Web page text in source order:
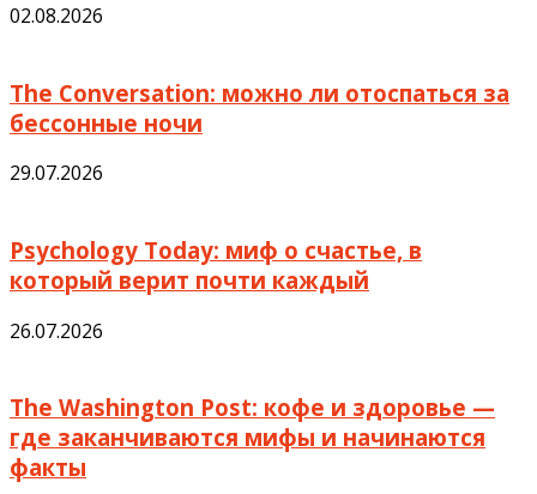
02.08.2026
The Conversation: можно ли отоспаться за
бессонные ночи
29.07.2026
Psychology Today: миф о счастье, в
который верит почти каждый
26.07.2026
The Washington Post: кофе и здоровье —
где заканчиваются мифы и начинаются
факты